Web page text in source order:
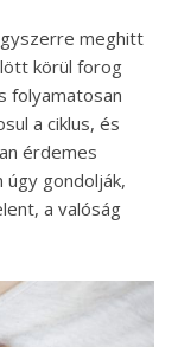
meghitt
körül forog
folyamatosan
a ciklus, és
érdemes
úgy gondolják,
a valóság